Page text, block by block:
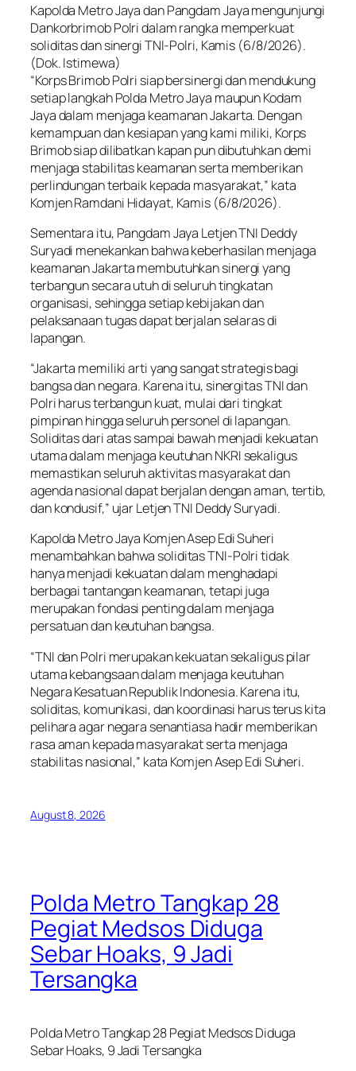
Kapolda Metro Jaya dan Pangdam Jaya mengunjungi
Dankorbrimob Polri dalam rangka memperkuat
soliditas dan sinergi TNI-Polri, Kamis (6/8/2026).
(Dok. Istimewa)
“Korps Brimob Polri siap bersinergi dan mendukung
setiap langkah Polda Metro Jaya maupun Kodam
Jaya dalam menjaga keamanan Jakarta. Dengan
kemampuan dan kesiapan yang kami miliki, Korps
Brimob siap dilibatkan kapan pun dibutuhkan demi
menjaga stabilitas keamanan serta memberikan
perlindungan terbaik kepada masyarakat,” kata
Komjen Ramdani Hidayat, Kamis (6/8/2026).
Sementara itu, Pangdam Jaya Letjen TNI Deddy
Suryadi menekankan bahwa keberhasilan menjaga
keamanan Jakarta membutuhkan sinergi yang
terbangun secara utuh di seluruh tingkatan
organisasi, sehingga setiap kebijakan dan
pelaksanaan tugas dapat berjalan selaras di
lapangan.
“Jakarta memiliki arti yang sangat strategis bagi
bangsa dan negara. Karena itu, sinergitas TNI dan
Polri harus terbangun kuat, mulai dari tingkat
pimpinan hingga seluruh personel di lapangan.
Soliditas dari atas sampai bawah menjadi kekuatan
utama dalam menjaga keutuhan NKRI sekaligus
memastikan seluruh aktivitas masyarakat dan
agenda nasional dapat berjalan dengan aman, tertib,
dan kondusif,” ujar Letjen TNI Deddy Suryadi.
Kapolda Metro Jaya Komjen Asep Edi Suheri
menambahkan bahwa soliditas TNI-Polri tidak
hanya menjadi kekuatan dalam menghadapi
berbagai tantangan keamanan, tetapi juga
merupakan fondasi penting dalam menjaga
persatuan dan keutuhan bangsa.
“TNI dan Polri merupakan kekuatan sekaligus pilar
utama kebangsaan dalam menjaga keutuhan
Negara Kesatuan Republik Indonesia. Karena itu,
soliditas, komunikasi, dan koordinasi harus terus kita
pelihara agar negara senantiasa hadir memberikan
rasa aman kepada masyarakat serta menjaga
stabilitas nasional,” kata Komjen Asep Edi Suheri.
August 8, 2026
Polda Metro Tangkap 28
Pegiat Medsos Diduga
Sebar Hoaks, 9 Jadi
Tersangka
Polda Metro Tangkap 28 Pegiat Medsos Diduga
Sebar Hoaks, 9 Jadi Tersangka